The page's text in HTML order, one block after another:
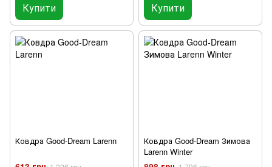
Купити Купити
Ковдра Good-Dream Larenn
Ковдра Good-Dream Зимова
Larenn Winter